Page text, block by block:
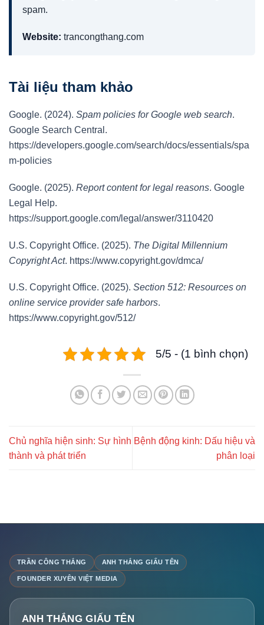
spam.
Website: trancongthang.com
Tài liệu tham khảo
Google. (2024). Spam policies for Google web search.
Google Search Central.
https://developers.google.com/search/docs/essentials/spa
m-policies
Google. (2025). Report content for legal reasons. Google
Legal Help.
https://support.google.com/legal/answer/3110420
U.S. Copyright Office. (2025). The Digital Millennium
Copyright Act. https://www.copyright.gov/dmca/
U.S. Copyright Office. (2025). Section 512: Resources on
online service provider safe harbors.
https://www.copyright.gov/512/
5/5 - (1 bình chọn)
Chủ nghĩa hiện sinh: Sự hình
thành và phát triển
Bệnh động kinh: Dấu hiệu và
phân loại
TRẦN CÔNG THẮNG ANH THẮNG GIẤU TÊN
FOUNDER XUYÊN VIỆT MEDIA
ANH THẮNG GIẤU TÊN